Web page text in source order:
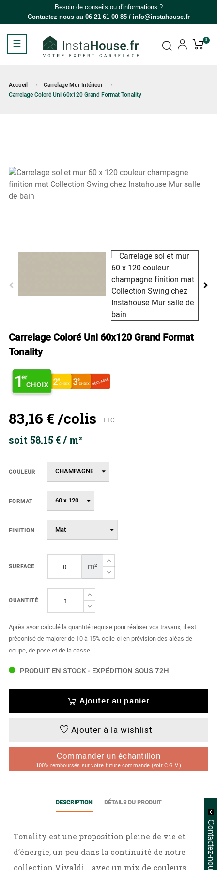
Besoin de conseils ou d'informations ?
Contactez nous au 06 21 61 00 85/ info@instahouse.fr
Basculer
la
☰ 0
Accueil
Carrelage Mur Intérieur
Carrelage Coloré Uni 60x120 Grand Format Tonality
Carrelage Coloré Uni 60x120 Grand Format
Tonality
83,16 € /colis TTC
soit 58.15 € / m²
COULEUR
FORMAT
FINITION
SURFACE m²
QUANTITÉ
Après avoir calculé la quantité requise pour réaliser vos travaux, il est
préconisé de majorer de 10 à 15% celle-ci en prévision des aléas de
coupe, de pose et de la casse.
PRODUIT EN STOCK - EXPÉDITION SOUS 72H
Ajouter au panier
Ajouter à la wishlist
Commander un échantillon
100% remboursés sur votre future commande (voir C.G.V.)
DESCRIPTION DÉTAILS DU PRODUIT
Tonality est une proposition pleine de vie et
d’énergie, un peu dans la continuité de notre
collection Vivaldi… avec un mix de couleurs
Contactez-nous